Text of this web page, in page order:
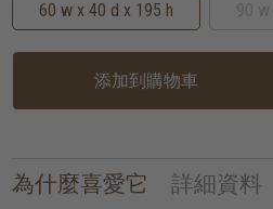
60 w x 40 d x 195 h
添加到購物車
為什麼喜愛它 詳細資料